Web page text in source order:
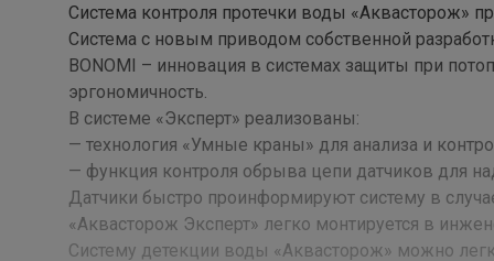
Система контроля протечки воды «Аквасторож»
Система с новым приводом собственной
BONOMI – инновация в системах защиты при
эргономичность.
В системе «Эксперт» реализованы:
— технология «Умные краны» для анализа и
— функция контроля обрыва цепи датчиков для
Датчики быстро проинформируют систему в
«Аквасторож Эксперт» легко монтируется в
Систему детекции воды «Аквасторож» можно